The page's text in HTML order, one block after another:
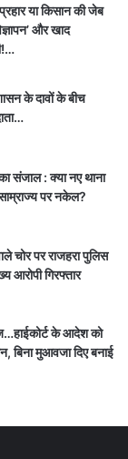
या किसान की जेब
और खाद
के दावों के बीच
संजाल : क्या नए थाना
पर नकेल?
चोर पर राजहरा पुलिस
आरोपी गिरफ्तार
के आदेश को
बिना मुआवजा दिए बनाई